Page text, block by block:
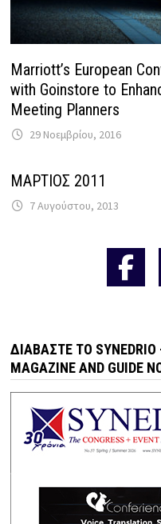
Marriott’s European
with Goinstore to
Meeting Planners
29 Νοεμβρίου, 2016
ΜΑΡΤΙΟΣ 2011
7 Αυγούστου, 2013
ΔΙΑΒΆΣΤΕ ΤΟ SYNEDRIO
MAGAZINE AND GUIDE